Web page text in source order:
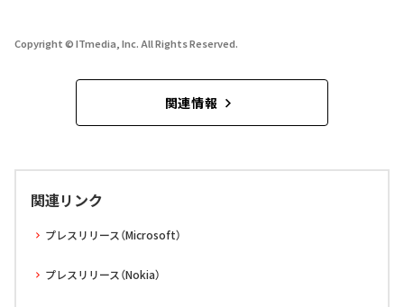
Copyright © ITmedia, Inc. All Rights Reserved.
関連情報
関連リンク
プレスリリース（Microsoft）
プレスリリース（Nokia）